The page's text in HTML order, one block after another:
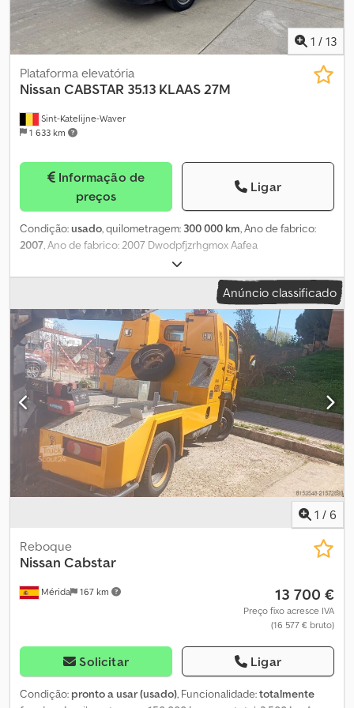
direito: 5 mm; Piso externo do pneu direito: 5 mm Peso vazio: 2.240
kg Carga útil: 1.260 kg Peso bruto admissível: 3.500 kg Danos:
nenhum Dwjdpfx Aajzrbbkofea
1 / 13
Sint-Katelijne-Waver
1 633 km
Plataforma elevatória
Nissan CABSTAR 35.13 KLAAS 27M
Informação de
preços
Ligar
Condição:usado, quilometragem: 300 000 km, Ano de fabrico:
2007, Ano de fabrico: 2007 Dwodpfjzrhgmox Aafea
Anúncio classificado
1 / 6
Mérida 167 km
Reboque
Nissan Cabstar
13 700 €
Preço fixo acresce IVA
(16 577 € bruto)
Solicitar Ligar
Condição: pronto a usar (usado), Funcionalidade:totalmente